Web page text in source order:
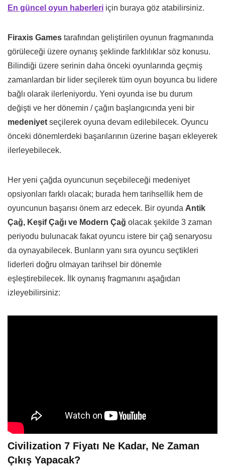
En güncel oyun haberleri için buraya göz atabilirsiniz.
Firaxis Games tarafından geliştirilen oyunun fragmanında
görüleceği üzere oynanış şeklinde farklılıklar söz konusu.
Bilindiği üzere serinin daha önceki oyunlarında geçmiş
zamanlardan bir lider seçilerek tüm oyun boyunca bu lidere
bağlı olarak ilerleniyordu. Yeni oyunda ise bu durum
değişti ve her dönemin / çağın başlangıcında yeni bir
medeniyet seçilerek oyuna devam edilebilecek. Oyuncu
önceki dönemlerdeki başarılarının üzerine başarı ekleyerek
ilerleyebilecek.
Her yeni çağda oyuncunun seçebileceği medeniyet
opsiyonları farklı olacak; burada hem tarihsellik hem de
oyuncunun başarısı önem arz edecek. Bir oyunda Antik
Çağ, Keşif Çağı ve Modern Çağ olacak şekilde 3 zaman
periyodu bulunacak fakat oyuncu istere bir çağ senaryosu
da oynayabilecek. Bunların yanı sıra oyuncu seçtikleri
liderleri doğru olmayan tarihsel bir dönemle
eşleştirebilecek. İlk oynanış fragmanını aşağıdan
izleyebilirsiniz:
Civilization 7 Fiyatı Ne Kadar, Ne Zaman
Çıkış Yapacak?